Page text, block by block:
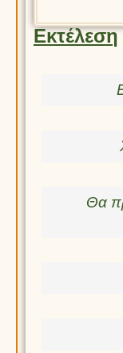
Εκτέλεση
Θα